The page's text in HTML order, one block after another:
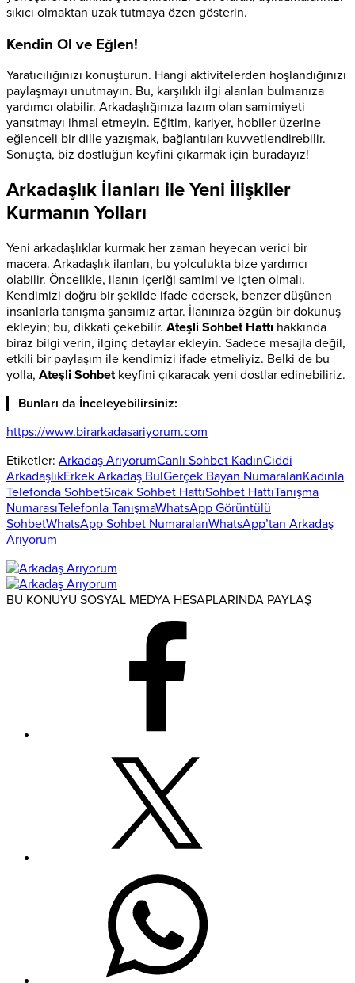
sıkıcı olmaktan uzak tutmaya özen gösterin.
Kendin Ol ve Eğlen!
Yaratıcılığınızı konuşturun. Hangi aktivitelerden hoşlandığınızı
paylaşmayı unutmayın. Bu, karşılıklı ilgi alanları bulmanıza
yardımcı olabilir. Arkadaşlığınıza lazım olan samimiyeti
yansıtmayı ihmal etmeyin. Eğitim, kariyer, hobiler üzerine
eğlenceli bir dille yazışmak, bağlantıları kuvvetlendirebilir.
Sonuçta, biz dostluğun keyfini çıkarmak için buradayız!
Arkadaşlık İlanları ile Yeni İlişkiler
Kurmanın Yolları
Yeni arkadaşlıklar kurmak her zaman heyecan verici bir
macera. Arkadaşlık ilanları, bu yolculukta bize yardımcı
olabilir. Öncelikle, ilanın içeriği samimi ve içten olmalı.
Kendimizi doğru bir şekilde ifade edersek, benzer düşünen
insanlarla tanışma şansımız artar. İlanınıza özgün bir dokunuş
ekleyin; bu, dikkati çekebilir. Ateşli Sohbet Hattı hakkında
biraz bilgi verin, ilginç detaylar ekleyin. Sadece mesajla değil,
etkili bir paylaşım ile kendimizi ifade etmeliyiz. Belki de bu
yolla, Ateşli Sohbetkeyfini çıkaracak yeni dostlar edinebiliriz.
Bunları da İnceleyebilirsiniz:
https://www.birarkadasariyorum.com
Etiketler: Arkadaş ArıyorumCanlı Sohbet KadınCiddi
ArkadaşlıkErkek Arkadaş BulGerçek Bayan NumaralarıKadınla
Telefonda SohbetSıcak Sohbet HattıSohbet HattıTanışma
NumarasıTelefonla TanışmaWhatsApp Görüntülü
SohbetWhatsApp Sohbet NumaralarıWhatsApp’tan Arkadaş
Arıyorum
BU KONUYU SOSYAL MEDYA HESAPLARINDA PAYLAŞ